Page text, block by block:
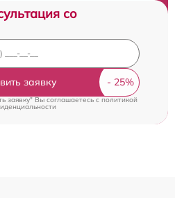
со
заявку
заявку" Вы соглашаетесь cполитикой